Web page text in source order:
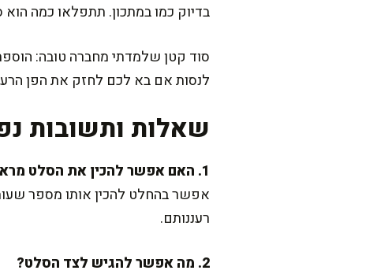
בדיוק כמו במתכון. תתפלאו כמה
סוד קטן שלמדתי מחברה טובה:
לנסות אם בא לכם לחזק את הפן
שאלות ותשובות
1. האם אפשר להכין את הסלט מראש?
אפשר בהחלט להכין אותו מספר
רעננותם.
2. מה אפשר להגיש לצד הסלט?